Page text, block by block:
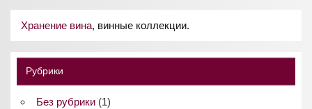
Хранение вина, винные коллекции.
Рубрики
Без рубрики(1)